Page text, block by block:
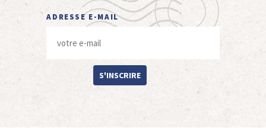
ADRESSE E-MAIL
S'INSCRIRE